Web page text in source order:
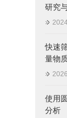
研究
快速
量物
使用
分析